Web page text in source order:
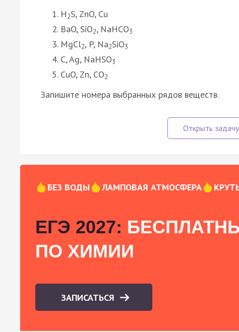
H2S, ZnO, Cu
BaO, SiO2, NaHCO3
MgCl2, P, Na2SiO3
C, Ag, NaHSO3
CuO, Zn, CO2
Запишите номера выбранных рядов веществ.
БЕЗ ВОДЫ ЛАМПОВАЯ АТМОСФЕРА
ЕГЭ 2027:
ПО ХИМИИ
ЗАПИСАТЬСЯ